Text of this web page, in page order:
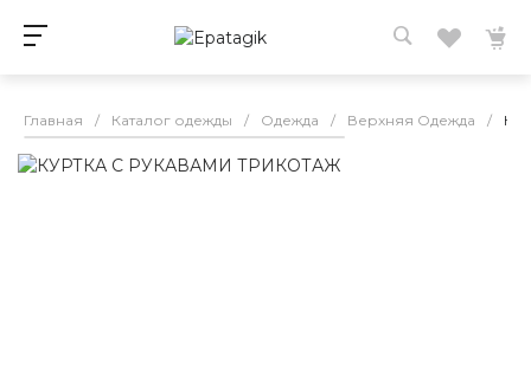
Главная / Каталог одежды / Одежда / Верхняя Одежда /